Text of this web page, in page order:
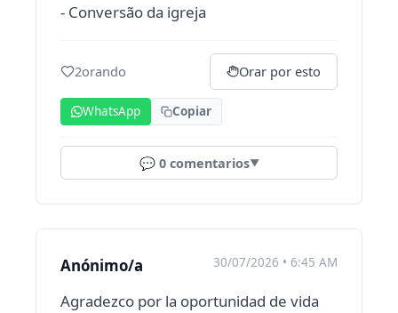
- Conversão da igreja
2orando Orar por esto
WhatsApp Copiar
💬 0comentarios▼
Anónimo/a 30/07/2026 • 6:45 AM
Agradezco por la oportunidad de vida